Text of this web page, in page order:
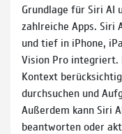
Grundlage für Siri AI
zahlreiche Apps. Siri
und tief in iPhone,
Vision Pro integriert.
Kontext
durchsuchen und
Außerdem kann Siri
beantworten oder